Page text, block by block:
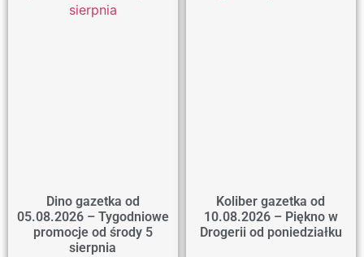
Dino gazetka od
05.08.2026 – Tygodniowe
promocje od środy 5
sierpnia
Koliber gazetka od
10.08.2026 – Piękno w
Drogerii od poniedziałku